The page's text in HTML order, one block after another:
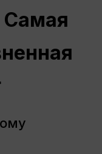
Самая